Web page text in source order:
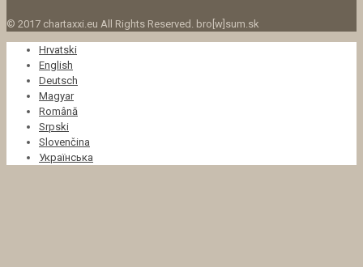
© 2017 chartaxxi.eu All Rights Reserved. bro[w]sum.sk
Hrvatski
English
Deutsch
Magyar
Română
Srpski
Slovenčina
Українська